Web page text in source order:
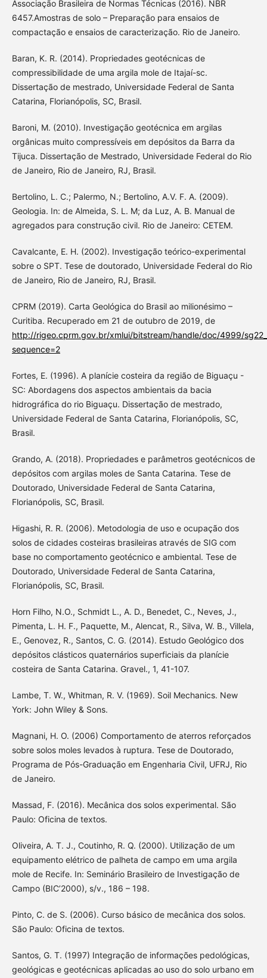
Associação Brasileira de Normas Técnicas (2016). NBR
6457.Amostras de solo – Preparação para ensaios de
compactação e ensaios de caracterização. Rio de Janeiro.
Baran, K. R. (2014). Propriedades geotécnicas de
compressibilidade de uma argila mole de Itajaí-sc.
Dissertação de mestrado, Universidade Federal de Santa
Catarina, Florianópolis, SC, Brasil.
Baroni, M. (2010). Investigação geotécnica em argilas
orgânicas muito compressíveis em depósitos da Barra da
Tijuca. Dissertação de Mestrado, Universidade Federal do Rio
de Janeiro, Rio de Janeiro, RJ, Brasil.
Bertolino, L. C.; Palermo, N.; Bertolino, A.V. F. A. (2009).
Geologia. In: de Almeida, S. L. M; da Luz, A. B. Manual de
agregados para construção civil. Rio de Janeiro: CETEM.
Cavalcante, E. H. (2002). Investigação teórico-experimental
sobre o SPT. Tese de doutorado, Universidade Federal do Rio
de Janeiro, Rio de Janeiro, RJ, Brasil.
CPRM (2019). Carta Geológica do Brasil ao milionésimo –
Curitiba. Recuperado em 21 de outubro de 2019, de
http://rigeo.cprm.gov.br/xmlui/bitstream/handle/doc/4999/
sequence=2
Fortes, E. (1996). A planície costeira da região de Biguaçu -
SC: Abordagens dos aspectos ambientais da bacia
hidrográfica do rio Biguaçu. Dissertação de mestrado,
Universidade Federal de Santa Catarina, Florianópolis, SC,
Brasil.
Grando, A. (2018). Propriedades e parâmetros geotécnicos de
depósitos com argilas moles de Santa Catarina. Tese de
Doutorado, Universidade Federal de Santa Catarina,
Florianópolis, SC, Brasil.
Higashi, R. R. (2006). Metodologia de uso e ocupação dos
solos de cidades costeiras brasileiras através de SIG com
base no comportamento geotécnico e ambiental. Tese de
Doutorado, Universidade Federal de Santa Catarina,
Florianópolis, SC, Brasil.
Horn Filho, N.O., Schmidt L., A. D., Benedet, C., Neves, J.,
Pimenta, L. H. F., Paquette, M., Alencat, R., Silva, W. B., Villela,
E., Genovez, R., Santos, C. G. (2014). Estudo Geológico dos
depósitos clásticos quaternários superficiais da planície
costeira de Santa Catarina. Gravel., 1, 41-107.
Lambe, T. W., Whitman, R. V. (1969). Soil Mechanics. New
York: John Wiley & Sons.
Magnani, H. O. (2006) Comportamento de aterros reforçados
sobre solos moles levados à ruptura. Tese de Doutorado,
Programa de Pós-Graduação em Engenharia Civil, UFRJ, Rio
de Janeiro.
Massad, F. (2016). Mecânica dos solos experimental. São
Paulo: Oficina de textos.
Oliveira, A. T. J., Coutinho, R. Q. (2000). Utilização de um
equipamento elétrico de palheta de campo em uma argila
mole de Recife. In: Seminário Brasileiro de Investigação de
Campo (BIC’2000), s/v., 186 – 198.
Pinto, C. de S. (2006). Curso básico de mecânica dos solos.
São Paulo: Oficina de textos.
Santos, G. T. (1997) Integração de informações pedológicas,
geológicas e geotécnicas aplicadas ao uso do solo urbano em